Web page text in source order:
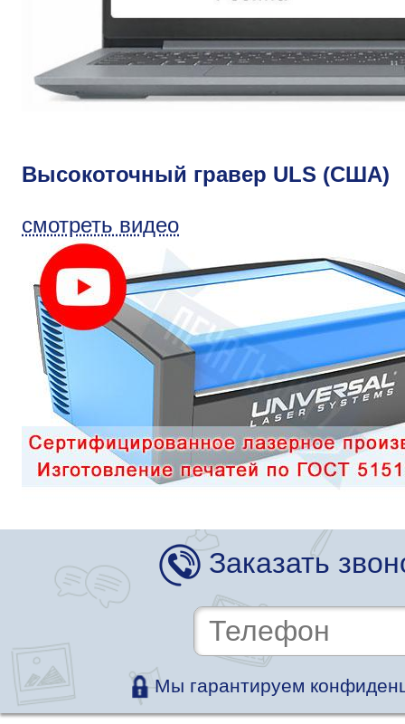
Высокоточный гравер ULS (США)
смотреть видео
Заказать
Мы гарантируем